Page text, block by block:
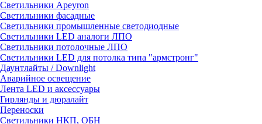
Светильники Apeyron
Светильники фасадные
Светильники промышленные светодиодные
Светильники LED аналоги ЛПО
Светильники потолочные ЛПО
Светильники LED для потолка типа "армстронг"
Даунтлайты / Downlight
Аварийное освещение
Лента LED и аксессуары
Гирлянды и дюралайт
Переноски
Светильники НКП, ОБН